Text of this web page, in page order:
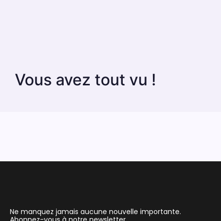
Vous avez tout vu !
Ne manquez jamais aucune nouvelle importante.